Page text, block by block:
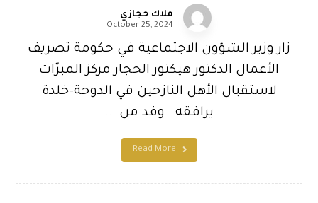
ملاك حجازي
October 25, 2024
زار وزير الشؤون الاجتماعية في حكومة تصريف
الأعمال الدكتور هيكتور الحجار مركز المبرّات
لاستقبال الأهل النازحين في الدوحة-خلدة
يرافقه وفد من ...
Read More